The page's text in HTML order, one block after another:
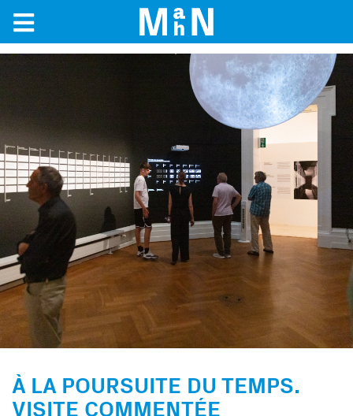
À LA POURSUITE DU TEMPS.
VISITE COMMENTÉE